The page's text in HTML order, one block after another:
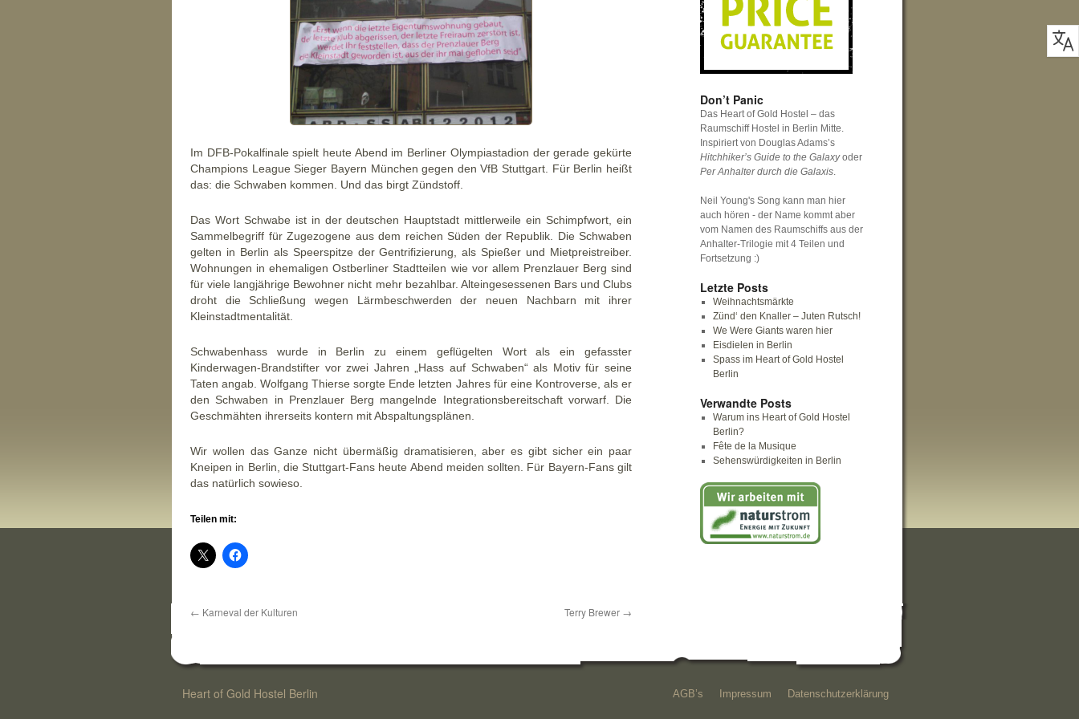
Im DFB-Pokalfinale spielt heute Abend im Berliner Olympiastadion der gerade gekürte
Champions League Sieger Bayern München gegen den VfB Stuttgart. Für Berlin heißt
das: die Schwaben kommen. Und das birgt Zündstoff.
Das Wort Schwabe ist in der deutschen Hauptstadt mittlerweile ein Schimpfwort, ein
Sammelbegriff für Zugezogene aus dem reichen Süden der Republik. Die Schwaben
gelten in Berlin als Speerspitze der Gentrifizierung, als Spießer und Mietpreistreiber.
Wohnungen in ehemaligen Ostberliner Stadtteilen wie vor allem Prenzlauer Berg sind
für viele langjährige Bewohner nicht mehr bezahlbar. Alteingesessenen Bars und Clubs
droht die Schließung wegen Lärmbeschwerden der neuen Nachbarn mit ihrer
Kleinstadtmentalität.
Schwabenhass wurde in Berlin zu einem geflügelten Wort als ein gefasster
Kinderwagen-Brandstifter vor zwei Jahren „Hass auf Schwaben“ als Motiv für seine
Taten angab. Wolfgang Thierse sorgte Ende letzten Jahres für eine Kontroverse, als er
den Schwaben in Prenzlauer Berg mangelnde Integrationsbereitschaft vorwarf. Die
Geschmähten ihrerseits kontern mit Abspaltungsplänen.
Wir wollen das Ganze nicht übermäßig dramatisieren, aber es gibt sicher ein paar
Kneipen in Berlin, die Stuttgart-Fans heute Abend meiden sollten. Für Bayern-Fans gilt
das natürlich sowieso.
Teilen mit:
← Karneval der Kulturen Terry Brewer →
Don’t Panic
Das Heart of Gold Hostel – das
Raumschiff Hostel in Berlin Mitte.
Inspiriert von Douglas Adams’s
Hitchhiker’s Guide to the Galaxyoder
Per Anhalter durch die Galaxis.
Neil Young's Song kann man hier
auch hören - der Name kommt aber
vom Namen des Raumschiffs aus der
Anhalter-Trilogie mit 4 Teilen und
Fortsetzung :)
Letzte Posts
Weihnachtsmärkte
Zünd‘ den Knaller – Juten Rutsch!
We Were Giants waren hier
Eisdielen in Berlin
Spass im Heart of Gold Hostel
Berlin
Verwandte Posts
Warum ins Heart of Gold Hostel
Berlin?
Fête de la Musique
Sehenswürdigkeiten in Berlin
Heart of Gold Hostel Berlin AGB’s Impressum Datenschutzerklärung